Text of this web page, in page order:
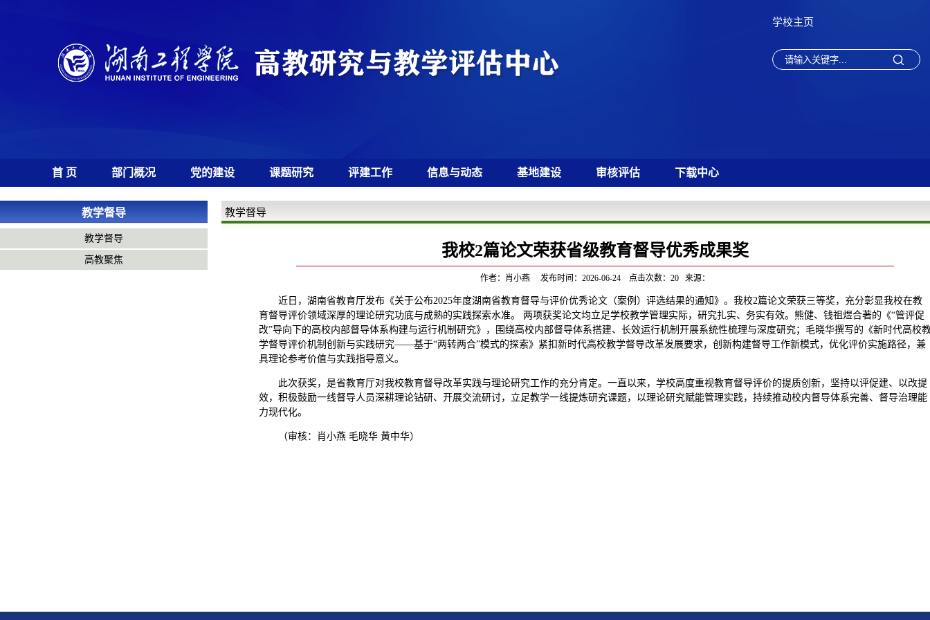
学校主页
首 页 部门概况 党的建设 课题研究 评建工作 信息与动态 基地建设 审核评估 下载中心
教学督导
教学督导
高教聚焦
教学督导
我校2篇论文荣获省级教育督导优秀成果奖
作者：肖小燕 发布时间：2026-06-24 点击次数： 20 来源：
近日，湖南省教育厅发布《关于公布2025年度湖南省教育督导与评价优秀论文（案例）评选结果的通知》。我校2篇论文荣获三等奖，充分彰显我校在教
育督导评价领域深厚的理论研究功底与成熟的实践探索水准。 两项获奖论文均立足学校教学管理实际，研究扎实、务实有效。熊健、钱祖煜合著的《“管评促
改”导向下的高校内部督导体系构建与运行机制研究》，围绕高校内部督导体系搭建、长效运行机制开展系统性梳理与深度研究；毛晓华撰写的《新时代高校
学督导评价机制创新与实践研究——基于“两转两合”模式的探索》紧扣新时代高校教学督导改革发展要求，创新构建督导工作新模式，优化评价实施路径，兼
具理论参考价值与实践指导意义。
此次获奖，是省教育厅对我校教育督导改革实践与理论研究工作的充分肯定。一直以来，学校高度重视教育督导评价的提质创新，坚持以评促建、以改提
效，积极鼓励一线督导人员深耕理论钻研、开展交流研讨，立足教学一线提炼研究课题，以理论研究赋能管理实践，持续推动校内督导体系完善、督导治理能
力现代化。
（审核：肖小燕 毛晓华 黄中华）